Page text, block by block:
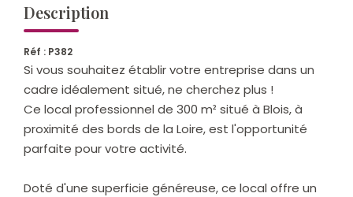
Description
Réf : P382
Si vous souhaitez établir votre entreprise dans un
cadre idéalement situé, ne cherchez plus !
Ce local professionnel de 300 m² situé à Blois, à
proximité des bords de la Loire, est l'opportunité
parfaite pour votre activité.
Doté d'une superficie généreuse, ce local offre un